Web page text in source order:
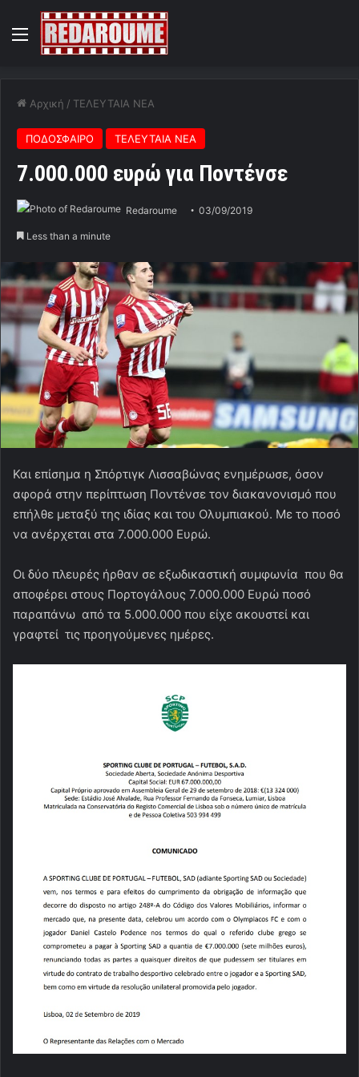
Menu
Αρχική / ΤΕΛΕΥΤΑΙΑ ΝΕΑ
ΠΟΔΟΣΦΑΙΡΟ ΤΕΛΕΥΤΑΙΑ ΝΕΑ
7.000.000 ευρώ για Ποντένσε
Redaroume 03/09/2019
Less than a minute
Και επίσημα η Σπόρτιγκ Λισσαβώνας ενημέρωσε, όσον
αφορά στην περίπτωση Ποντένσε τον διακανονισμό που
επήλθε μεταξύ της ιδίας και του Ολυμπιακού. Με το ποσό
να ανέρχεται στα 7.000.000 Ευρώ.
Οι δύο πλευρές ήρθαν σε εξωδικαστική συμφωνία που θα
αποφέρει στους Πορτογάλους 7.000.000 Ευρώ ποσό
παραπάνω από τα 5.000.000 που είχε ακουστεί και
γραφτεί τις προηγούμενες ημέρες.